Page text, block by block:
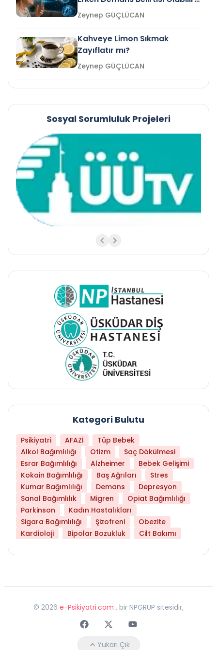
mi?
Zeynep GÜÇLÜCAN
Kahveye Limon Sıkmak
Zayıflatır mı?
Zeynep GÜÇLÜCAN
Sosyal Sorumluluk Projeleri
Kategori Bulutu
Psikiyatri AFAZİ
Tüp Bebek
Alkol Bağımlılığı
Otizm
Saç Dökülmesi
Esrar Bağımlılığı
Alzheimer
Bebek Gelişimi
Kokain Bağımlılığı
Baş Ağrıları
Stres
Kumar Bağımlılığı
Demans
Depresyon
Sanal Bağımlılık
Migren
Opiat Bağımlılığı
Parkinson
Kadın Hastalıkları
Sigara Bağımlılığı
Şizofreni
Obezite
Kardioloji
Bipolar Bozukluk Cilt Bakımı
© 2026 e-Psikiyatri.com , bir NPGRUP sitesidir,
FaceebokTwitterYoutube
Yukarı Çık